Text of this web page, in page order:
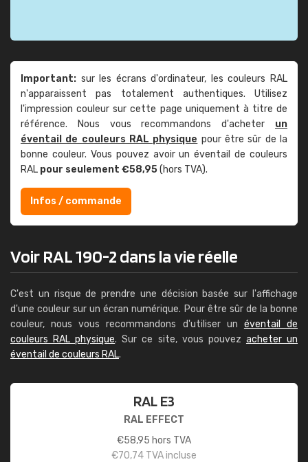
Important: sur les écrans d'ordinateur, les couleurs RAL
n'apparaissent pas totalement authentiques. Utilisez
l'impression couleur sur cette page uniquement à titre de
référence. Nous vous recommandons d'acheter un
éventail de couleurs RAL physique pour être sûr de la
bonne couleur. Vous pouvez avoir un éventail de couleurs
RAL pour seulement €58,95(hors TVA).
Infos / commande
Voir RAL 190-2 dans la vie réelle
C'est un risque de prendre une décision basée sur l'affichage
d'une couleur sur un écran numérique. Pour être sûr de la bonne
couleur, nous vous recommandons d'utiliser un éventail de
couleurs RAL physique. Sur ce site, vous pouvez acheter un
éventail de couleurs RAL.
RAL E3
RAL EFFECT
€58,95 hors TVA
€70,74 TVA incluse